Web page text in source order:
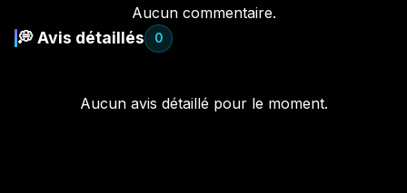
Aucun commentaire.
💭 Avis détaillés 0
Aucun avis détaillé pour le moment.